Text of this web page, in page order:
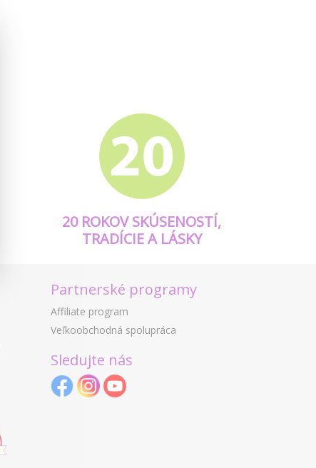
20 ROKOV SKÚSENOSTÍ,
TRADÍCIE A LÁSKY
Partnerské programy
Affiliate program
Veľkoobchodná spolupráca
Sledujte nás